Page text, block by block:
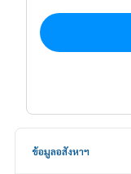
ข้อมูลอสังหาฯ